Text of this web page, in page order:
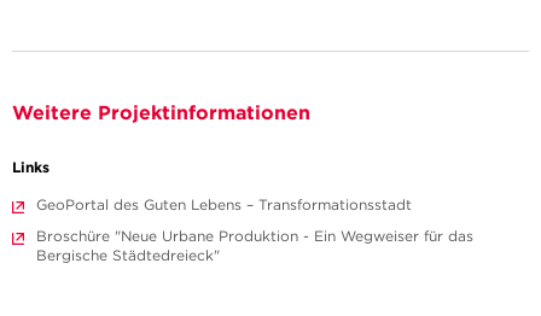
Weitere Projektinformationen
Links
GeoPortal des Guten Lebens – Transformationsstadt
Broschüre "Neue Urbane Produktion - Ein Wegweiser für das
Bergische Städtedreieck"